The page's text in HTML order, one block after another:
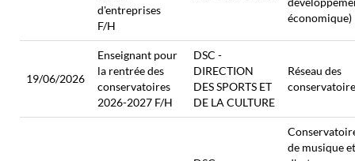
d'entreprises
F/H
économique)
19/06/2026
Enseignant pour
la rentrée des
conservatoires
2026-2027 F/H
DSC -
DIRECTION
DES SPORTS ET
DE LA CULTURE
Réseau des
de musique et